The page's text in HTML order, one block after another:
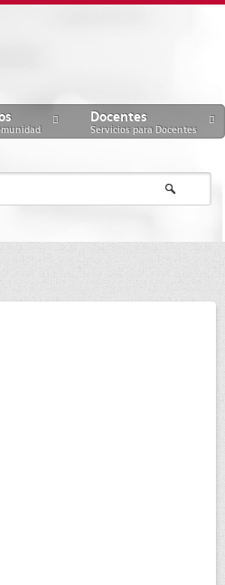
Docentes
Servicios para Docentes